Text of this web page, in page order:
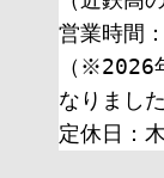
営業時間
（※2026
なりました
定休日：